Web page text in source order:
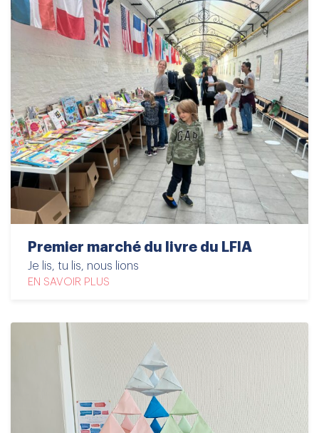
Premier marché du livre du LFIA
Je lis, tu lis, nous lions
EN SAVOIR PLUS